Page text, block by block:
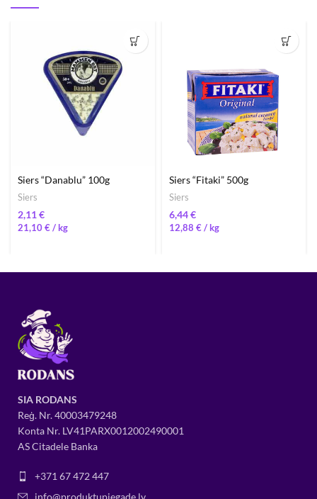
Siers “Danablu” 100g
Siers
€
21,10€/
Siers “Fitaki” 500g
Siers
€
12,88 € /
SIA RODANS
Reģ. Nr.40003479248
Konta Nr. LV41PARX0012002490001
AS Citadele Banka
+371 67 472 447
info@produktupiegade.lv